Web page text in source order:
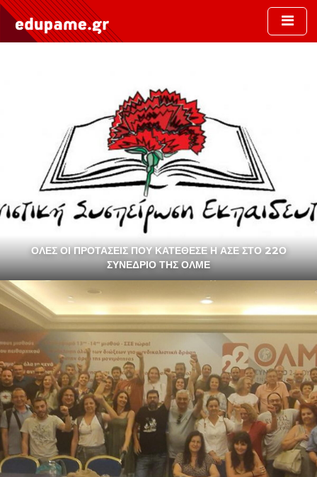
ΌΛΕΣ ΟΙ ΠΡΟΤΆΣΕΙΣ ΠΟΥ ΚΑΤΈΘΕΣΕ Η ΑΣΕ ΣΤΟ 22Ο
ΣΥΝΈΔΡΙΟ ΤΗΣ ΟΛΜΕ